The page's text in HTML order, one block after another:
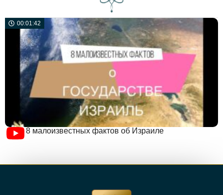
00:01:42
8 малоизвестных фактов об Израиле